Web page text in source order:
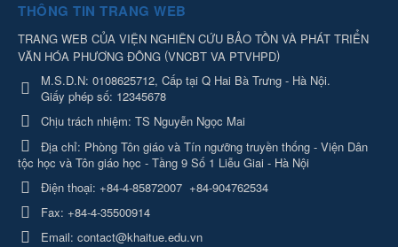
THÔNG TIN TRANG WEB
TRANG WEB CỦA VIỆN NGHIÊN CỨU BẢO TỒN VÀ PHÁT TRIỂN
VĂN HÓA PHƯƠNG ĐÔNG (VNCBT VA PTVHPD)
M.S.D.N: 0108625712, Cấp tại Q Hai Bà Trưng - Hà Nội.
Giấy phép số: 12345678
Chịu trách nhiệm: TS Nguyễn Ngọc Mai
Địa chỉ: Phòng Tôn giáo và Tín ngưỡng truyền thống - Viện Dân
tộc học và Tôn giáo học - Tầng 9 Số 1 Liễu Giai - Hà Nội
Điện thoại: +84-4-85872007 +84-904762534
Fax: +84-4-35500914
Email: contact@khaitue.edu.vn